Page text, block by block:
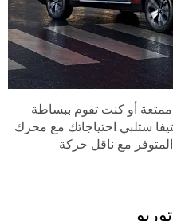
أو كنت تقوم ببساطة
ستلبي احتياجاتك مع محرك
بقوة 144 حصان المتوفر مع ناقل حركة